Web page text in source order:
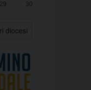
29 30
diocesi